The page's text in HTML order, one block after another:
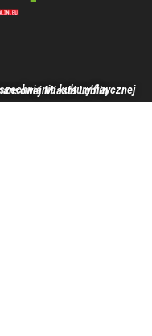
jest przy pomocy finansowej Miasta Lublin